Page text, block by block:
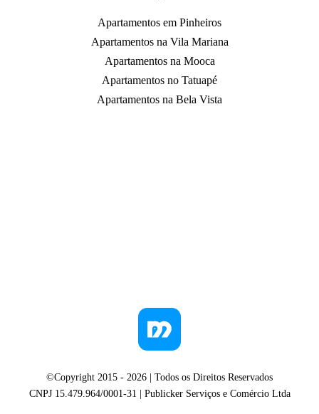
Apartamentos em Pinheiros
Apartamentos na Vila Mariana
Apartamentos na Mooca
Apartamentos no Tatuapé
Apartamentos na Bela Vista
©Copyright 2015 - 2026 | Todos os Direitos Reservados
CNPJ 15.479.964/0001-31 | Publicker Serviços e Comércio Ltda